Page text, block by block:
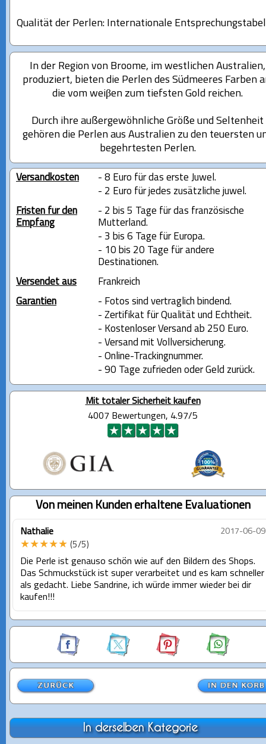
Qualität der Perlen: Internationale
In der Region von Broome, im westlichen Australien,
produziert, bieten die Perlen des Südmeeres Farben
die vom weiβen zum tiefsten Gold reichen.
Durch ihre außergewöhnliche Größe und Seltenheit
gehören die Perlen aus Australien zu den teuersten
begehrtesten Perlen.
Versandkosten
- 8 Euro für das erste Juwel.
- 2 Euro für jedes zusätzliche juwel.
Fristen für den
Empfang
- 2 bis 5 Tage für das französische
Mutterland.
- 3 bis 6 Tage für Europa.
- 10 bis 20 Tage für andere
Destinationen.
Versendet aus
Frankreich
Garantien
- Fotos sind vertraglich bindend.
- Zertifikat für Qualität und Echtheit.
- Kostenloser Versand ab 250 Euro.
- Versand mit Vollversicherung.
- Online-Trackingnummer.
- 90 Tage zufrieden oder Geld zurück.
Mit totaler Sicherheit kaufen
4007 Bewertungen, 4.97/5
Von meinen Kunden erhaltene Evaluationen
Nathalie 2017-06-09
★★★★★ (5/5)
Die Perle ist genauso schön wie auf den Bildern des Shops.
Das Schmuckstück ist super verarbeitet und es kam schneller
als gedacht. Liebe Sandrine, ich würde immer wieder bei dir
kaufen!!!
In derselben Kategorie